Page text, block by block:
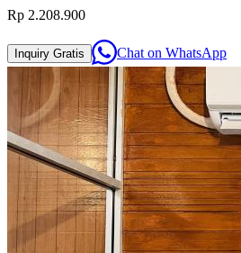
Rp 2.208.900
Inquiry Gratis Chat on WhatsApp